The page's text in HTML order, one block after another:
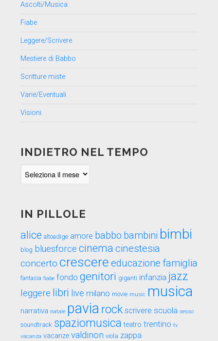
Ascolti/Musica
Fiabe
Leggere/Scrivere
Mestiere di Babbo
Scritture miste
Varie/Eventuali
Visioni
INDIETRO NEL TEMPO
IN PILLOLE
alice altoadige amore babbo bambini bimbi
blog bluesforce cinema cinestesia
concerto crescere educazione famiglia
fantasia fiabe fondo genitori giganti infanzia jazz
leggere libri live milano movie music musica
narrativa natale pavia rock scrivere scuola sesso
soundtrack spaziomusica teatro trentino tv
vacanza vacanze valdinon viola zappa